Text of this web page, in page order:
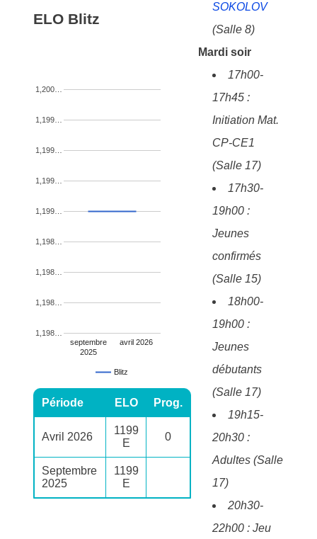
ELO Blitz
Blitz
septembre
2025
avril 2026
1,198…
1,198…
1,198…
1,198…
1,199…
1,199…
1,199…
1,199…
1,200…
Période ELO Prog.
Avril 2026
1199
E
0
Septembre
2025
1199
E
SOKOLOV
(Salle 8)
Mardi soir
17h00-
17h45 :
Initiation Mat.
CP-CE1
(Salle 17)
17h30-
19h00 :
Jeunes
confirmés
(Salle 15)
18h00-
19h00 :
Jeunes
débutants
(Salle 17)
19h15-
20h30 :
Adultes (Salle
17)
20h30-
22h00 : Jeu